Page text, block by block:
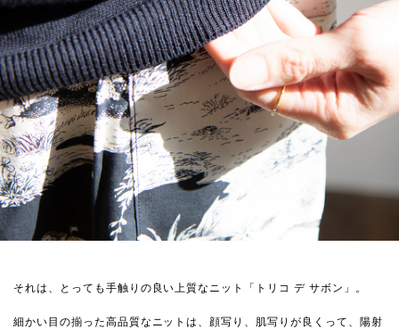
それは、とっても手触りの良い上質なニット「トリコ デ サボン」。
細かい目の揃った高品質なニットは、顔写り、肌写りが良くって、陽射